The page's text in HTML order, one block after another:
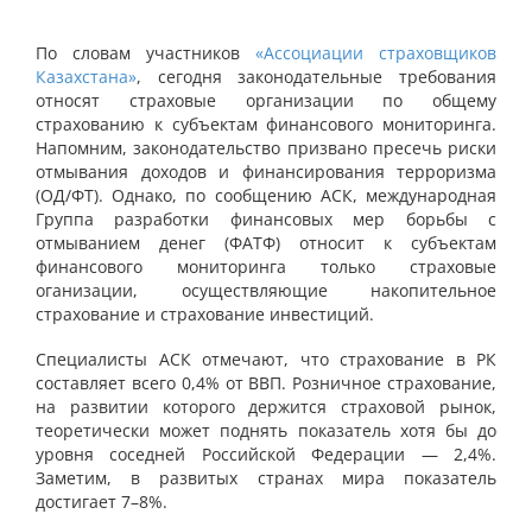
По словам участников «Ассоциации страховщиков
Казахстана», сегодня законодательные требования
относят страховые организации по общему
страхованию к субъектам финансового мониторинга.
Напомним, законодательство призвано пресечь риски
отмывания доходов и финансирования терроризма
(ОД/ФТ). Однако, по сообщению АСК, международная
Группа разработки финансовых мер борьбы с
отмыванием денег (ФАТФ) относит к субъектам
финансового мониторинга только страховые
оганизации, осуществляющие накопительное
страхование и страхование инвестиций.
Специалисты АСК отмечают, что страхование в РК
составляет всего 0,4% от ВВП. Розничное страхование,
на развитии которого держится страховой рынок,
теоретически может поднять показатель хотя бы до
уровня соседней Российской Федерации — 2,4%.
Заметим, в развитых странах мира показатель
достигает 7–8%.